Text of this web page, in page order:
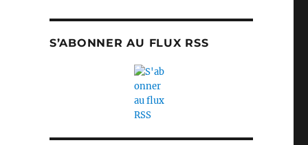
S’ABONNER AU FLUX RSS